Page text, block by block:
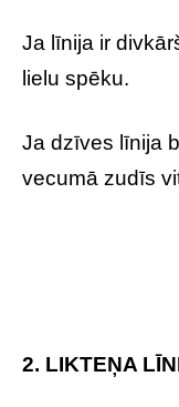
Ja līnija ir
lielu spēku.
Ja dzīves līnija
vecumā zudīs
2. LIKTEŅA